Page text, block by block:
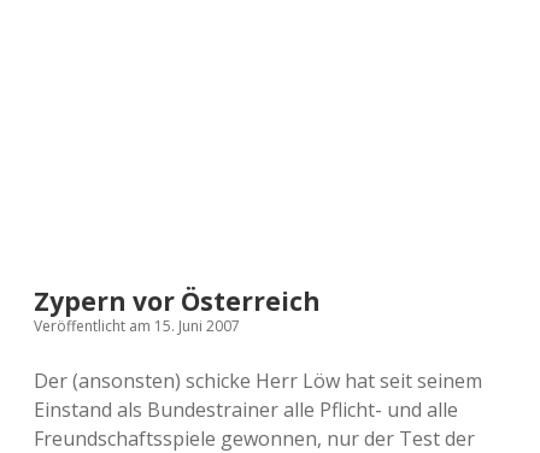
Zypern vor Österreich
Veröffentlicht am 15. Juni 2007
Der (ansonsten) schicke Herr Löw hat seit seinem
Einstand als Bundestrainer alle Pflicht- und alle
Freundschaftsspiele gewonnen, nur der Test der